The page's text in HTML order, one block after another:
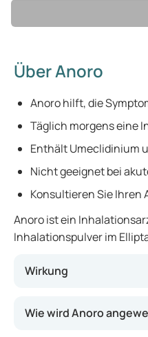
Über Anoro
Anoro hilft, die
Täglich morgens eine
Enthält Umeclidinium
Nicht geeignet bei
Konsultieren Sie Ihren
Anoro ist ein
Inhalationspulver im
Wirkung
Wie wird Anoro